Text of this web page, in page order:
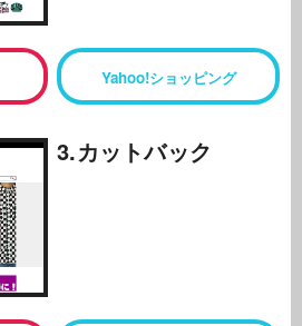
Yahoo!ショッピング
3.カットバック